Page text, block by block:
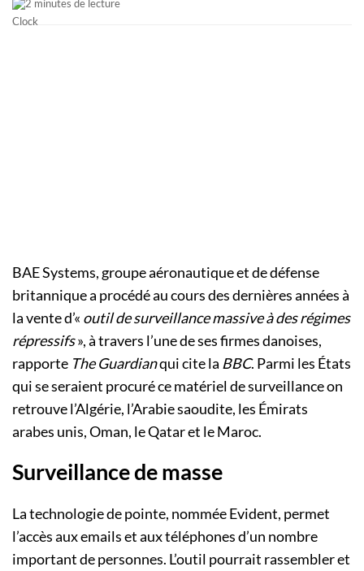
2 minutes de lecture
BAE Systems, groupe aéronautique et de défense
britannique a procédé au cours des dernières années à
la vente d’« outil de surveillance massive à des régimes
répressifs», à travers l’une de ses firmes danoises,
rapporte The Guardianqui cite la BBC. Parmi les États
qui se seraient procuré ce matériel de surveillance on
retrouve l’Algérie, l’Arabie saoudite, les Émirats
arabes unis, Oman, le Qatar et le Maroc.
Surveillance de masse
La technologie de pointe, nommée Evident, permet
l’accès aux emails et aux téléphones d’un nombre
important de personnes. L’outil pourrait rassembler et